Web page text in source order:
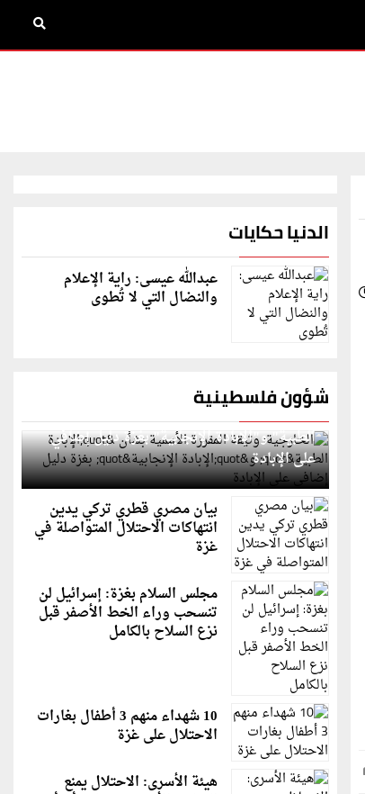
الدنيا حكايات
عبدالله عيسى: راية الإعلام
والنضال التي لا تُطوى
شؤون فلسطينية
الخارجية: وثيقة المقررة الأممية بشأن "الإبادة
الطبية" و"الإبادة الإنجابية" بغزة دليل إضافي
على الإبادة
بيان مصري قطري تركي يدين
انتهاكات الاحتلال المتواصلة في
غزة
مجلس السلام بغزة: إسرائيل لن
تنسحب وراء الخط الأصفر قبل
نزع السلاح بالكامل
10 شهداء منهم 3 أطفال بغارات
الاحتلال على غزة
هيئة الأسرى: الاحتلال يمنع